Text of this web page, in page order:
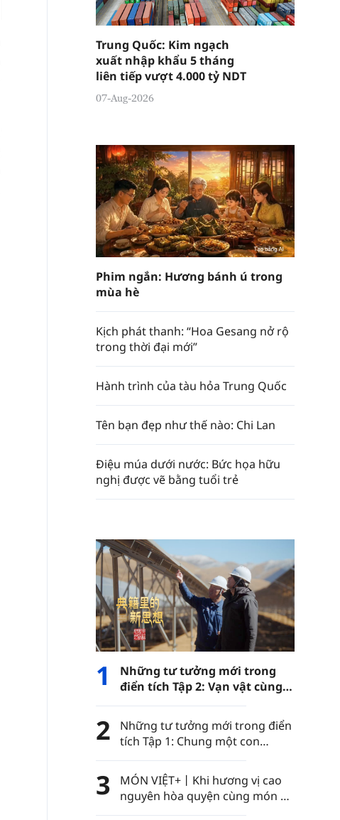
Trung Quốc: Kim ngạch
xuất nhập khẩu 5 tháng
liên tiếp vượt 4.000 tỷ NDT
07-Aug-2026
Phim ngắn: Hương bánh ú trong
mùa hè
Kịch phát thanh: “Hoa Gesang nở rộ
trong thời đại mới”
Hành trình của tàu hỏa Trung Quốc
Tên bạn đẹp như thế nào: Chi Lan
Điệu múa dưới nước: Bức họa hữu
nghị được vẽ bằng tuổi trẻ
1
Những tư tưởng mới trong
điển tích Tập 2: Vạn vật cùng
phát triển
2
Những tư tưởng mới trong điển
tích Tập 1: Chung một con
đường
3
MÓN VIỆT+丨Khi hương vị cao
nguyên hòa quyện cùng món ăn
Việt Nam……